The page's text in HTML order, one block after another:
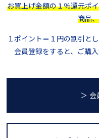
お買上げ金額の１％還元ポ
商品
１ポイント＝１円の割引と
会員登録をすると、ご購
＞ 会